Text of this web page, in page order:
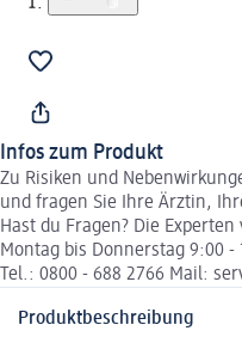
Infos zum Produkt
Zu Risiken und
und fragen Sie Ihre Ärztin,
Hast du Fragen? Die
Montag bis Donnerstag 9:00 -
Tel.: 0800 - 688 2766 Mail:
Produktbeschreibung